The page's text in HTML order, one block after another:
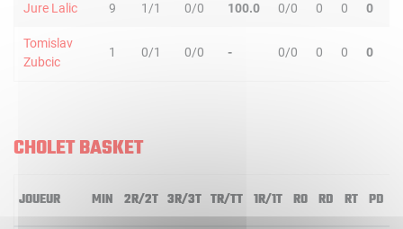
Jure Lalic 9 1/1 0/0 100.0 0/0 0 0 0
Tomislav
Zubcic
1 0/1 0/0 - 0/0 0 0 0
CHOLET BASKET
JOUEUR MIN 2R/2T 3R/3T TR/TT 1R/1T RO RD RT PD